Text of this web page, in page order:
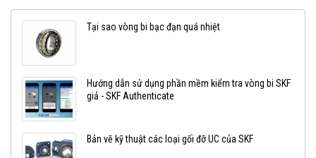
Tại sao vòng bi bạc đạn quá nhiệt
Hướng dẫn sử dụng phần mềm kiểm tra vòng bi SKF
giả - SKF Authenticate
Bản vẽ kỹ thuật các loại gối đỡ UC của SKF